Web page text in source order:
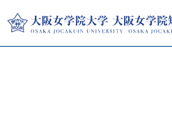
大阪女学院大学･短期大学